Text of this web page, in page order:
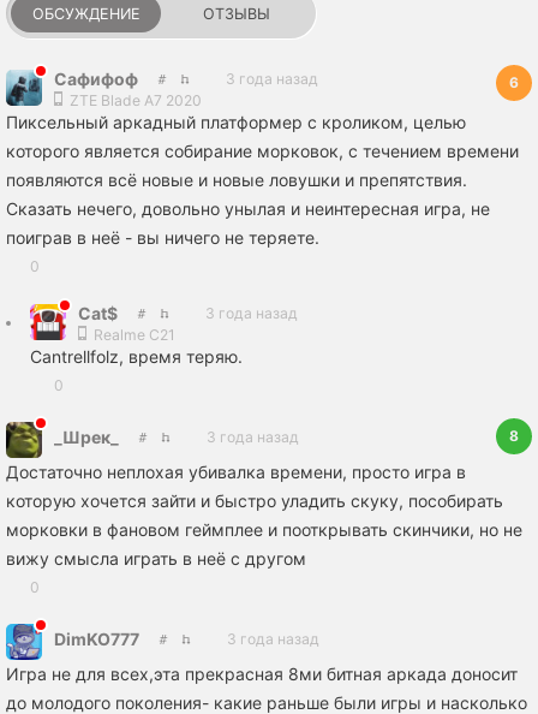
ОБСУЖДЕНИЕ ОТЗЫВЫ
Сафифоф
3 года назад
ZTE Blade A7 2020
6
Пиксельный аркадный платформер с кроликом, целью
которого является собирание морковок, с течением времени
появляются всё новые и новые ловушки и препятствия.
Сказать нечего, довольно унылая и неинтересная игра, не
поиграв в неё - вы ничего не теряете.
0
Cat$
3 года назад
Realme C21
Cantrellfolz, время теряю.
0
_Шрек_ 3 года назад 8
Достаточно неплохая убивалка времени, просто игра в
которую хочется зайти и быстро уладить скуку, пособирать
морковки в фановом геймплее и пооткрывать скинчики, но не
вижу смысла играть в неё с другом
0
DimKO777 3 года назад
Игра не для всех,эта прекрасная 8ми битная аркада доносит
до молодого поколения- какие раньше были игры и насколько